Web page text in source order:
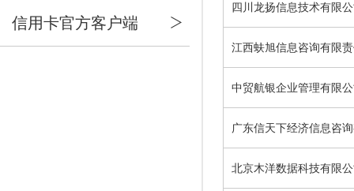
信用卡官方客户端
四川龙扬信息技术有限
江西蚨旭信息咨询有限
中贸航银企业管理有限
广东信天下经济信息咨
北京木洋数据科技有限